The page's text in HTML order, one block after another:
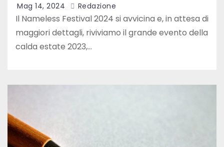
Mag 14, 2024 Redazione
Il Nameless Festival 2024 si avvicina e, in attesa di
maggiori dettagli, riviviamo il grande evento della
calda estate 2023,…